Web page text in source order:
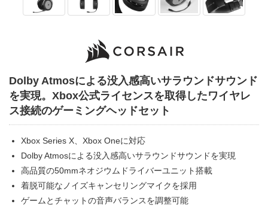
Dolby Atmosによる没入感高いサラウンドサウンド
を実現。Xbox公式ライセンスを取得したワイヤレ
ス接続のゲーミングヘッドセット
Xbox Series X、Xbox Oneに対応
Dolby Atmosによる没入感高いサラウンドサウンドを実現
高品質の50mmネオジウムドライバーユニット搭載
着脱可能なノイズキャンセリングマイクを採用
ゲームとチャットの音声バランスを調整可能